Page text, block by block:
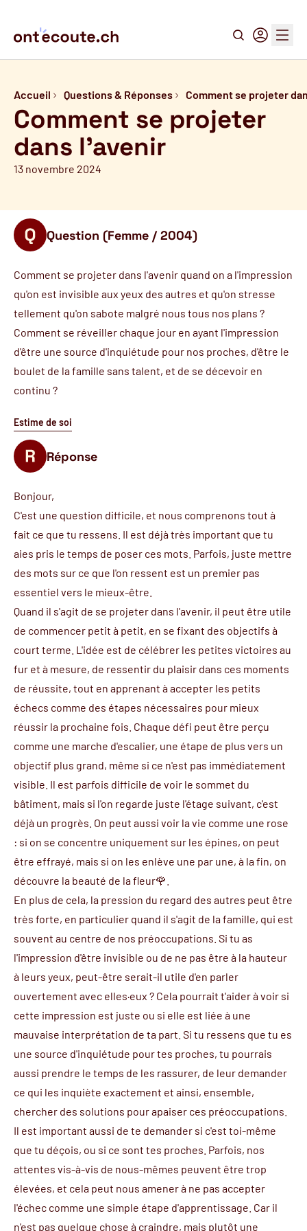
Recherche
Connexion
Menu
Accueil Questions & Réponses Comment se projeter
Comment se projeter
dans l'avenir
13 novembre 2024
Question (Femme / 2004)
Comment se projeter dans l'avenir quand on a l'impression
qu'on est invisible aux yeux des autres et qu'on stresse
tellement qu'on sabote malgré nous tous nos plans ?
Comment se réveiller chaque jour en ayant l'impression
d'être une source d'inquiétude pour nos proches, d'être le
boulet de la famille sans talent, et de se décevoir en
continu ?
Estime de soi
Réponse
Bonjour,
C'est une question difficile, et nous comprenons tout à
fait ce que tu ressens. Il est déjà très important que tu
aies pris le temps de poser ces mots. Parfois, juste mettre
des mots sur ce que l'on ressent est un premier pas
essentiel vers le mieux-être.
Quand il s'agit de se projeter dans l'avenir, il peut être utile
de commencer petit à petit, en se fixant des objectifs à
court terme. L'idée est de célébrer les petites victoires au
fur et à mesure, de ressentir du plaisir dans ces moments
de réussite, tout en apprenant à accepter les petits
échecs comme des étapes nécessaires pour mieux
réussir la prochaine fois. Chaque défi peut être perçu
comme une marche d'escalier, une étape de plus vers un
objectif plus grand, même si ce n'est pas immédiatement
visible. Il est parfois difficile de voir le sommet du
bâtiment, mais si l'on regarde juste l'étage suivant, c'est
déjà un progrès. On peut aussi voir la vie comme une rose
: si on se concentre uniquement sur les épines, on peut
être effrayé, mais si on les enlève une par une, à la fin, on
découvre la beauté de la fleur🌹.
En plus de cela, la pression du regard des autres peut être
très forte, en particulier quand il s'agit de la famille, qui est
souvent au centre de nos préoccupations. Si tu as
l'impression d'être invisible ou de ne pas être à la hauteur
à leurs yeux, peut-être serait-il utile d'en parler
ouvertement avec elles·eux ? Cela pourrait t'aider à voir si
cette impression est juste ou si elle est liée à une
mauvaise interprétation de ta part. Si tu ressens que tu es
une source d'inquiétude pour tes proches, tu pourrais
aussi prendre le temps de les rassurer, de leur demander
ce qui les inquiète exactement et ainsi, ensemble,
chercher des solutions pour apaiser ces préoccupations.
Il est important aussi de te demander si c'est toi-même
que tu déçois, ou si ce sont tes proches. Parfois, nos
attentes vis-à-vis de nous-mêmes peuvent être trop
élevées, et cela peut nous amener à ne pas accepter
l'échec comme une simple étape d'apprentissage. Car il
n'est pas quelque chose à craindre, mais plutôt une